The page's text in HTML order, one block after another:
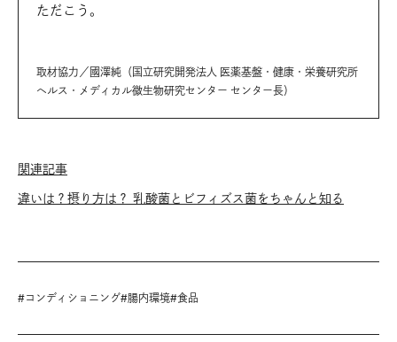
ただこう。
取材協力／國澤純（国立研究開発法人 医薬基盤・健康・栄養研究所
ヘルス・メディカル微生物研究センター センター長）
関連記事
違いは？摂り方は？ 乳酸菌とビフィズス菌をちゃんと知る
#コンディショニング#腸内環境#食品